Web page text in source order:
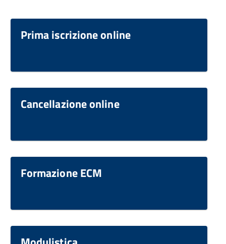
Prima iscrizione online
Cancellazione online
Formazione ECM